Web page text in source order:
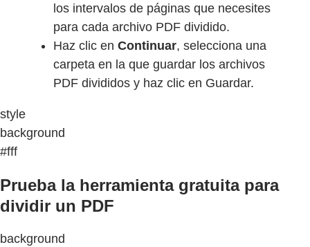
los intervalos de páginas que necesites
para cada archivo PDF dividido.
Haz clic enContinuar, selecciona una
carpeta en la que guardar los archivos
PDF divididos y haz clic en Guardar.
style
background
#fff
Prueba la herramienta gratuita para
dividir un PDF
background